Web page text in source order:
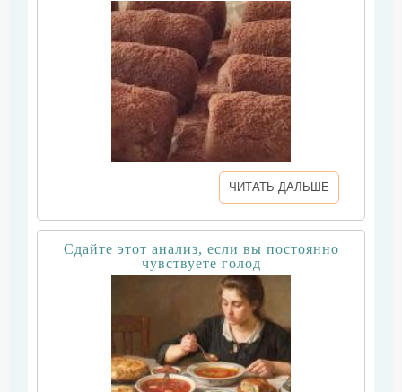
ЧИТАТЬ ДАЛЬШЕ
Сдайте этот анализ, если вы постоянно
чувствуете голод